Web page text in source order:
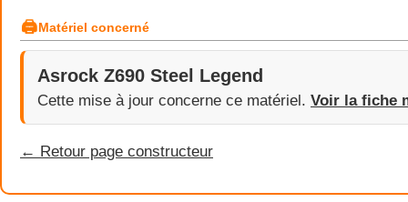
🖨Matériel concerné
Asrock Z690 Steel Legend
Cette mise à jour concerne ce matériel. Voir la fiche
← Retour page constructeur